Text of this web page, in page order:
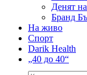
Денят
Бранд
На живо
Спорт
Darik Health
„40 до 40“